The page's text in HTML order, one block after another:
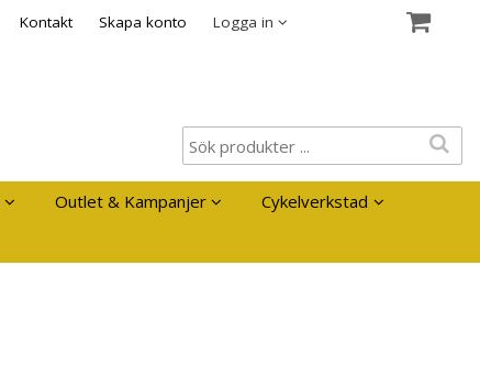
Kontakt Skapa konto Logga in
Outlet & Kampanjer
Cykelverkstad